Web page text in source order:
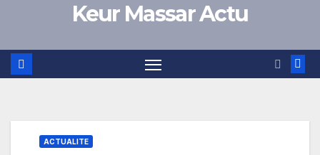
Keur Massar Actu
ACTUALITE